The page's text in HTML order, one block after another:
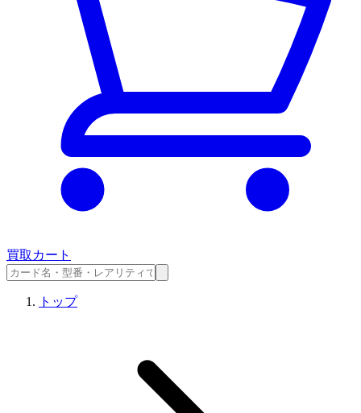
買取カート
トップ